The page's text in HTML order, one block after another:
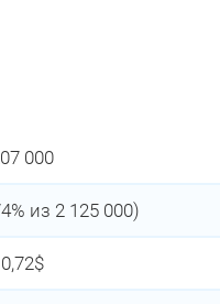
000
из 2 125 000)
0,72$